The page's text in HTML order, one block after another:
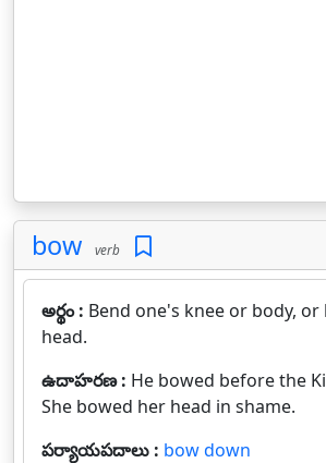
bow verb
అర్థం : Bend one's knee or body,
head.
ఉదాహరణ : He bowed before the
She bowed her head in shame.
పర్యాయపదాలు : bow down